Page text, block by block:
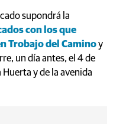
supondrá la
con los que
Trobajo del Caminoy
un día antes, el 4 de
Huerta y de la avenida